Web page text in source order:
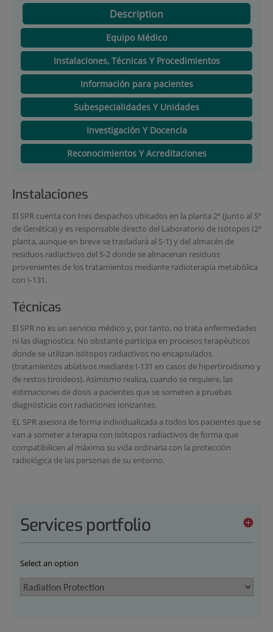
Description
Equipo Médico
Instalaciones, Técnicas Y Procedimientos
Información para pacientes
Subespecialidades Y Unidades
Investigación Y Docencia
Reconocimientos Y Acreditaciones
Instalaciones
El SPR cuenta con tres despachos ubicados en la planta 2ª (junto al Sº
de Genética) y es responsable directo del Laboratorio de Isótopos (2ª
planta, aunque en breve se trasladará al S-1) y del almacén de
residuos radiactivos del S-2 donde se almacenan residuos
provenientes de los tratamientos mediante radioterapia metabólica
con I-131.
Técnicas
El SPR no es un servicio médico y, por tanto, no trata enfermedades
ni las diagnostica. No obstante participa en procesos terapéuticos
donde se utilizan isótopos radiactivos no encapsulados
(tratamientos ablativos mediante I-131 en casos de hipertiroidismo y
de restos tiroideos). Asimismo realiza, cuando se requiere, las
estimaciones de dosis a pacientes que se someten a pruebas
diagnósticas con radiaciones ionizantes.
EL SPR asesora de forma individualizada a todos los pacientes que se
van a someter a terapia con isótopos radiactivos de forma que
compatibilicen al máximo su vida ordinaria con la protección
radiológica de las personas de su entorno.
Services portfolio
Select an option